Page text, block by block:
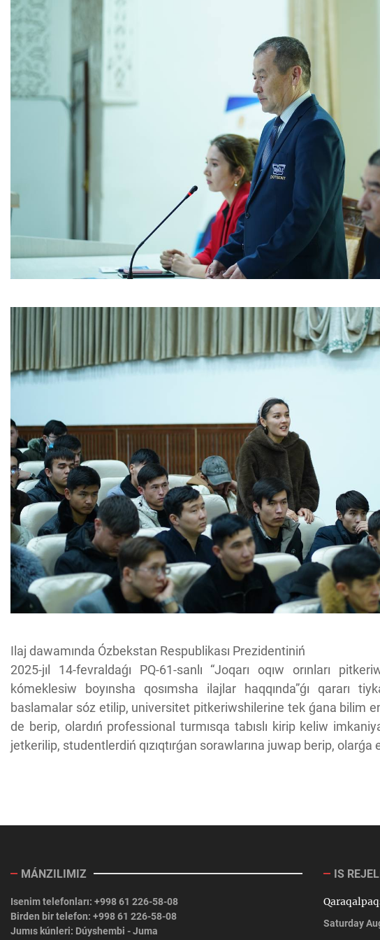
Ilaj dawamında Ózbekstan Respublikası Prezidentiniń
2025-jıl 14-fevraldaǵı PQ-61-sanlı “Joqarı oqıw orınları
kómeklesiw boyınsha qosımsha ilajlar haqqında”ǵı qararı
baslamalar sóz etilip, universitet pitkeriwshilerine tek ǵana bilim
de berip, olardıń professional turmısqa tabıslı kirip keliw
jetkerilip, studentlerdiń qızıqtırǵan sorawlarına juwap berip,
MÁNZILIMIZ
Isenim telefonları: +998 61 226-58-08
Birden bir telefon: +998 61 226-58-08
Jumıs kúnleri: Dúyshembi - Juma
IS
Saturday